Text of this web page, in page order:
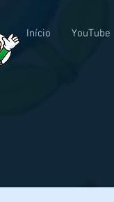
Início YouTube